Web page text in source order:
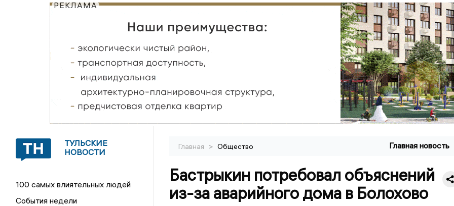
РЕКЛАМА
ТУЛЬСКИЕ
НОВОСТИ
100 самых влиятельных людей
События недели
Главная > Общество Главная новость
Бастрыкин потребовал объяснений
из-за аварийного дома в Болохово